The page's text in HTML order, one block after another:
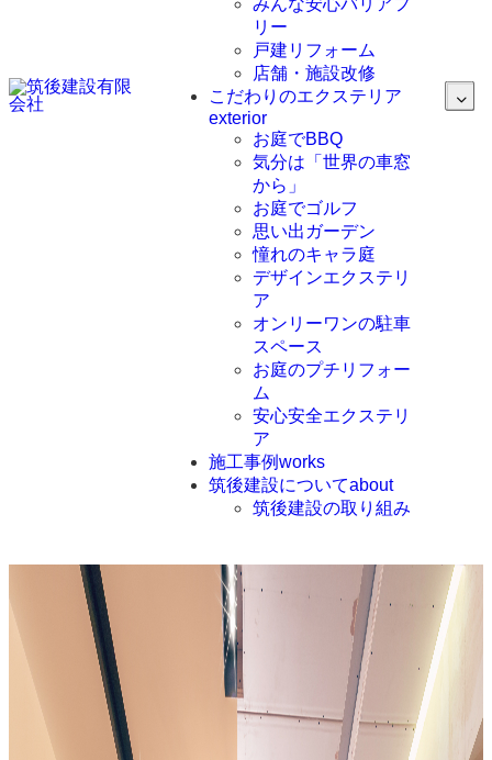
みんな安心バリアフ
リー
戸建リフォーム
店舗・施設改修
こだわりのエクステリア
exterior
お庭でBBQ
気分は「世界の車窓
から」
お庭でゴルフ
思い出ガーデン
憧れのキャラ庭
デザインエクステリ
ア
オンリーワンの駐車
スペース
お庭のプチリフォー
ム
安心安全エクステリ
ア
施工事例works
筑後建設についてabout
筑後建設の取り組み